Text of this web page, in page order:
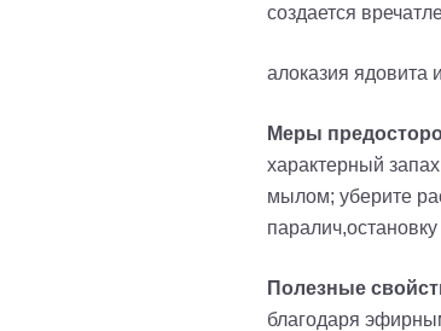
создается
алоказия ядовита
Меры
характерный
мылом; уберите
Полезные
благодаря